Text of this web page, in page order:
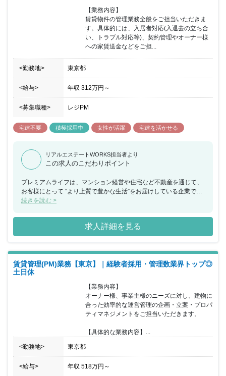
【業務内容】
賃貸物件の管理業務全般をご担当いただきま
す。具体的には、入居者対応(入退去の立ち合
い、トラブル対応等)、契約管理やオーナー様
への家賃送金などをご担...
<勤務地> 東京都
<給与> 年収 312万円 ～
<募集職種> レジPM
宅建不要 積極採用中 女性が活躍 宅建を活かせる
リアルエステートWORKS担当者より
この求人のこだわりポイント
プレミアムライフは、マンション経営や住宅など不動産を通じて、
お客様にとって “より上質で豊かな生活”をお届けしている企業で
す。最高の商品、最高のホスピタリティを心がけ、お客様との信頼
とりひとりのお客様の笑顔です。その笑顔を日々、生み出すため
に、全力を尽くすのがプレミアムライフの仕事です。お客様も、自
分自身にもプレミアムライフを。ともに実現したいと思われた方は
準があるのでしっかりと目標をもって働くことができ、成果に応じ
てキャリアアップが実現できます。※宅建資格をお持ちの方は月 2
万円の資格手当があります 1.大事なことは、「人の役に立ちたい」
だから、これまで加わった仲間の多くは未経験からスタートしてい
ます。雑貨の販売員から、アパレル店員まで、不動産の仕事にはこ
れまで縁がなかった人がたくさんいます。「お客様の笑顔が見た
い！」「人の役に立ちたい！」あなたのそうした熱意を、同社とい
なたの熱意や思いは大切です。ですが、もちろん、皆さんがしっか
りこの仕事に必要な知識や技術を身につけるためのバックアップも
動産ネットワーク「センチュリー21」の加盟店として、未経験の方
続きを読む >
求人詳細を見る
賃貸管理(PM)業務【東京】｜経験者採用・管理数業界トップ◎
土日休
【業務内容】
オーナー様、事業主様のニーズに対し、建物に
合った効率的な運営管理の企画・立案・プロパ
ティマネジメントをご担当いただきます。
【具体的な業務内容】...
<勤務地> 東京都
<給与> 年収 518万円 ～